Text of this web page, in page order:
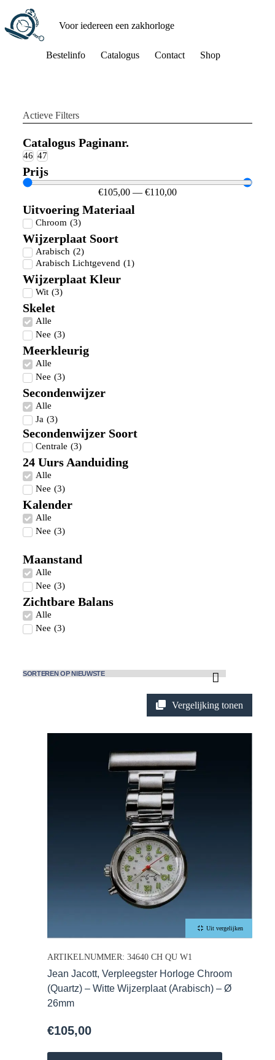
Voor iedereen een zakhorloge
Bestelinfo Catalogus Contact Shop
Actieve Filters
Catalogus Paginanr.
46 47
Prijs
€105,00— €110,00
Uitvoering Materiaal
Chroom (3)
Wijzerplaat Soort
Arabisch (2)
Arabisch Lichtgevend (1)
Wijzerplaat Kleur
Wit (3)
Skelet
Alle
Nee (3)
Meerkleurig
Alle
Nee (3)
Secondenwijzer
Alle
Ja (3)
Secondenwijzer Soort
Centrale (3)
24 Uurs Aanduiding
Alle
Nee (3)
Kalender
Alle
Nee (3)
Maanstand
Alle
Nee (3)
Zichtbare Balans
Alle
Nee (3)
Vergelijking tonen
Uit vergelijken
ARTIKELNUMMER: 34640 CH QU W1
Jean Jacott, Verpleegster Horloge Chroom
(Quartz) – Witte Wijzerplaat (Arabisch) – Ø
26mm
€105,00